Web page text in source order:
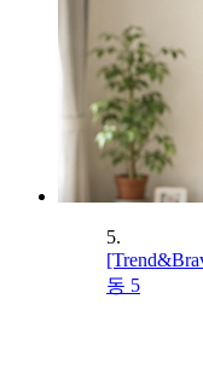
5.
동 5